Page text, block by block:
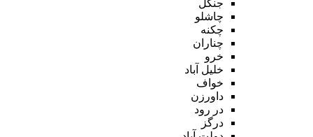
جنگل
چاشلو
چکنه
چناران
خرو
خلیل آباد
خواف
داورزن
در رود
درگز